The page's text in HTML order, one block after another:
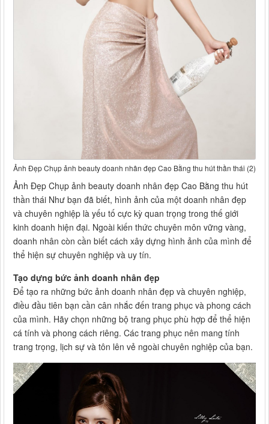
Ảnh Đẹp Chụp ảnh beauty doanh nhân đẹp Cao Bằng thu hút thần thái (2)
Ảnh Đẹp Chụp ảnh beauty doanh nhân đẹp Cao Bằng thu hút
thần thái Như bạn đã biết, hình ảnh của một doanh nhân đẹp
và chuyên nghiệp là yếu tố cực kỳ quan trọng trong thế giới
kinh doanh hiện đại. Ngoài kiến thức chuyên môn vững vàng,
doanh nhân còn cần biết cách xây dựng hình ảnh của mình để
thể hiện sự chuyên nghiệp và uy tín.
Tạo dựng bức ảnh doanh nhân đẹp
Để tạo ra những bức ảnh doanh nhân đẹp và chuyên nghiệp,
điều đầu tiên bạn cần cân nhắc đến trang phục và phong cách
của mình. Hãy chọn những bộ trang phục phù hợp để thể hiện
cá tính và phong cách riêng. Các trang phục nên mang tính
trang trọng, lịch sự và tôn lên vẻ ngoài chuyên nghiệp của bạn.